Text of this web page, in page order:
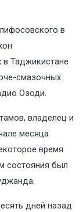
в
в Таджикистане
смазочных
Озоди.
владелец и
месяца
время
состояния был
дней назад